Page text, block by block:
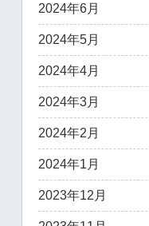
2024年6月
2024年5月
2024年4月
2024年3月
2024年2月
2024年1月
2023年12月